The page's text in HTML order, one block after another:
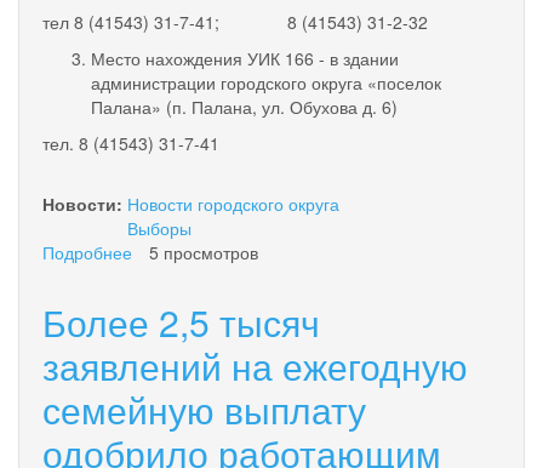
тел 8 (41543) 31-7-41; 8 (41543) 31-2-32
Место нахождения УИК 166 - в здании
администрации городского округа «поселок
Палана» (п. Палана, ул. Обухова д. 6)
тел. 8 (41543) 31-7-41
Новости: Новости городского округа
Выборы
Подробнее
избирательном
участке
ГО
поселок
Палана
5 просмотров
Более 2,5 тысяч
заявлений на ежегодную
семейную выплату
одобрило работающим